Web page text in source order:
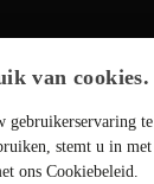
van cookies.
gebruikerservaring te
stemt u in met
ons Cookiebeleid.